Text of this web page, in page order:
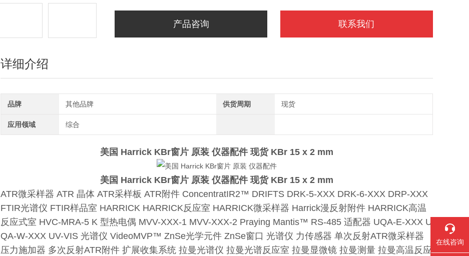
产品咨询 联系我们
详细介绍
品牌 其他品牌 供货周期 现货
应用领域 综合
美国 Harrick KBr窗片 原装 仪器配件现货KBr 15 x 2 mm
美国 Harrick KBr窗片 原装 仪器配件现货KBr 15 x 2 mm
ATR微采样器 ATR 晶体 ATR采样板 ATR附件 ConcentratIR2™ DRIFTS DRK-5-XXX DRK-6-XXX DRP-XXX
FTIR光谱仪 FTIR样品室 HARRICK HARRICK反应室 HARRICK微采样器 Harrick漫反射附件 HARRICK高温
反应式室 HVC-MRA-5 K 型热电偶 MVV-XXX-1 MVV-XXX-2 Praying Mantis™ RS-485 适配器 UQA-E-XXX U
QA-W-XXX UV-VIS 光谱仪 VideoMVP™ ZnSe光学元件 ZnSe窗口 光谱仪 力传感器 单次反射ATR微采样器
压力施加器 多次反射ATR附件 扩展收集系统 拉曼光谱仪 拉曼光谱反应室 拉曼显微镜 拉曼测量 拉曼高温反应
在线咨询